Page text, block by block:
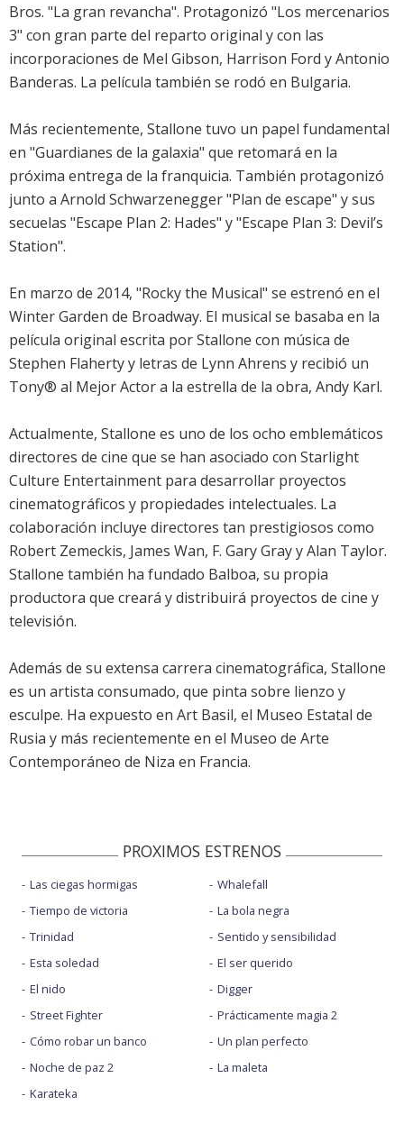
Bros. "La gran revancha". Protagonizó "Los mercenarios
3" con gran parte del reparto original y con las
incorporaciones de Mel Gibson, Harrison Ford y Antonio
Banderas. La película también se rodó en Bulgaria.
Más recientemente, Stallone tuvo un papel fundamental
en "Guardianes de la galaxia" que retomará en la
próxima entrega de la franquicia. También protagonizó
junto a Arnold Schwarzenegger "Plan de escape" y sus
secuelas "Escape Plan 2: Hades" y "Escape Plan 3: Devil’s
Station".
En marzo de 2014, "Rocky the Musical" se estrenó en el
Winter Garden de Broadway. El musical se basaba en la
película original escrita por Stallone con música de
Stephen Flaherty y letras de Lynn Ahrens y recibió un
Tony® al Mejor Actor a la estrella de la obra, Andy Karl.
Actualmente, Stallone es uno de los ocho emblemáticos
directores de cine que se han asociado con Starlight
Culture Entertainment para desarrollar proyectos
cinematográficos y propiedades intelectuales. La
colaboración incluye directores tan prestigiosos como
Robert Zemeckis, James Wan, F. Gary Gray y Alan Taylor.
Stallone también ha fundado Balboa, su propia
productora que creará y distribuirá proyectos de cine y
televisión.
Además de su extensa carrera cinematográfica, Stallone
es un artista consumado, que pinta sobre lienzo y
esculpe. Ha expuesto en Art Basil, el Museo Estatal de
Rusia y más recientemente en el Museo de Arte
Contemporáneo de Niza en Francia.
PROXIMOS ESTRENOS
Las ciegas hormigas
Tiempo de victoria
Trinidad
Esta soledad
El nido
Street Fighter
Cómo robar un banco
Noche de paz 2
Karateka
Whalefall
La bola negra
Sentido y sensibilidad
El ser querido
Digger
Prácticamente magia 2
Un plan perfecto
La maleta